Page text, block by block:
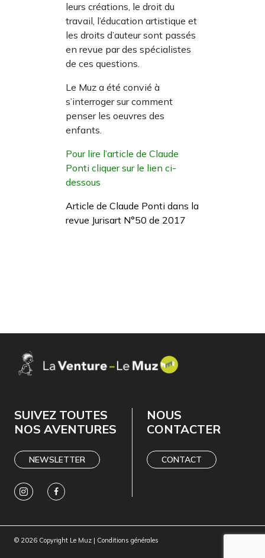
leurs créations, le droit du
travail, l’éducation artistique et
les droits d’auteur sont passés
en revue par des spécialistes
de ces questions.
Le Muz a été convié à
s’interroger sur comment
penser les oeuvres des
enfants.
Pour lire l’article de Claude
Ponti cliquer sur le lien ci-
dessous
Article de Claude Ponti dans la
revue Jurisart N°50 de 2017
SUIVEZ TOUTES
NOS AVENTURES
NEWSLETTER
NOUS
CONTACTER
CONTACT
© 2026 Copyright Le Muz | Conditions générales